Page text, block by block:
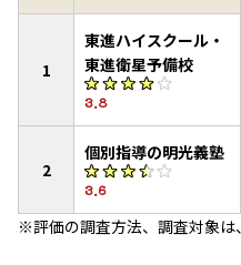
1
東進ハイスクール・
東進衛星予備校
3.8
2
個別指導の明光義塾
3.6
※評価の調査方法、調査対象は、